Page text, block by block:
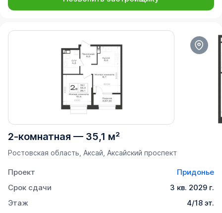
2-комнатная — 35,1 м²
Ростовская область, Аксай, Аксайский проспект
Проект
Придонье
Срок сдачи
3 кв. 2029 г.
Этаж
4/18 эт.